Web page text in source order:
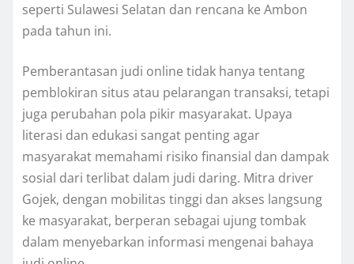
seperti Sulawesi Selatan dan rencana ke Ambon
pada tahun ini.
Pemberantasan judi online tidak hanya tentang
pemblokiran situs atau pelarangan transaksi, tetapi
juga perubahan pola pikir masyarakat. Upaya
literasi dan edukasi sangat penting agar
masyarakat memahami risiko finansial dan dampak
sosial dari terlibat dalam judi daring. Mitra driver
Gojek, dengan mobilitas tinggi dan akses langsung
ke masyarakat, berperan sebagai ujung tombak
dalam menyebarkan informasi mengenai bahaya